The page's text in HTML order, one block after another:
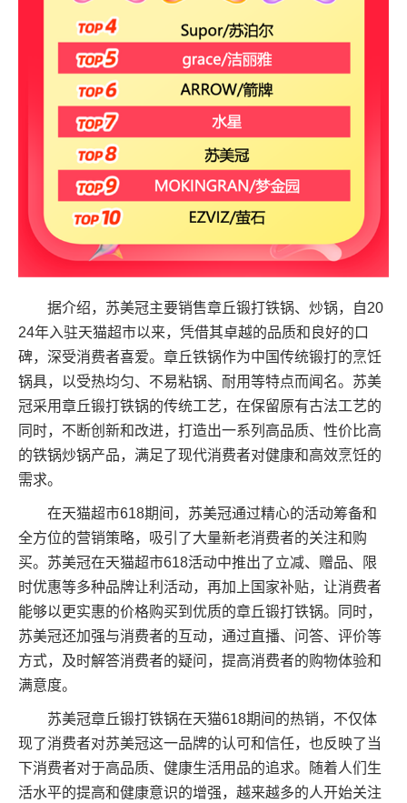
据介绍，苏美冠主要销售章丘锻打铁锅、炒锅，自20
24年入驻天猫超市以来，凭借其卓越的品质和良好的口
碑，深受消费者喜爱。章丘铁锅作为中国传统锻打的烹饪
锅具，以受热均匀、不易粘锅、耐用等特点而闻名。苏美
冠采用章丘锻打铁锅的传统工艺，在保留原有古法工艺的
同时，不断创新和改进，打造出一系列高品质、性价比高
的铁锅炒锅产品，满足了现代消费者对健康和高效烹饪的
需求。
在天猫超市618期间，苏美冠通过精心的活动筹备和
全方位的营销策略，吸引了大量新老消费者的关注和购
买。苏美冠在天猫超市618活动中推出了立减、赠品、限
时优惠等多种品牌让利活动，再加上国家补贴，让消费者
能够以更实惠的价格购买到优质的章丘锻打铁锅。同时，
苏美冠还加强与消费者的互动，通过直播、问答、评价等
方式，及时解答消费者的疑问，提高消费者的购物体验和
满意度。
苏美冠章丘锻打铁锅在天猫618期间的热销，不仅体
现了消费者对苏美冠这一品牌的认可和信任，也反映了当
下消费者对于高品质、健康生活用品的追求。随着人们生
活水平的提高和健康意识的增强，越来越多的人开始关注